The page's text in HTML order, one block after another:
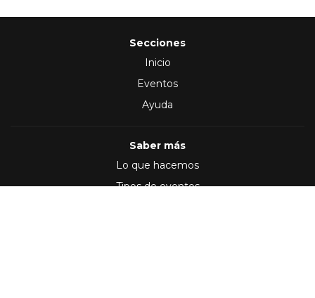
Secciones
Inicio
Eventos
Ayuda
Saber más
Lo que hacemos
Tipos de eventos